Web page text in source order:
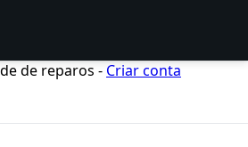
de reparos - Criar conta